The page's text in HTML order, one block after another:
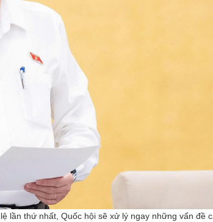
lần thứ nhất, Quốc hội sẽ xử lý ngay những vấn đề